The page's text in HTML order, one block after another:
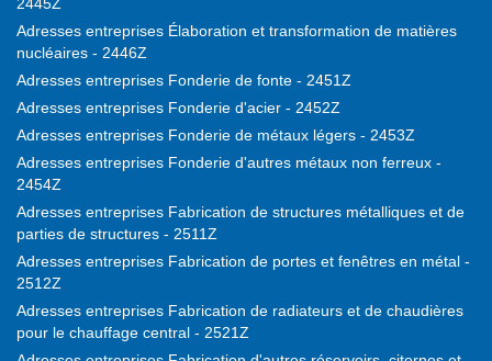
Adresses entreprises Élaboration et transformation de matières
nucléaires - 2446Z
Adresses entreprises Fonderie de fonte - 2451Z
Adresses entreprises Fonderie d'acier - 2452Z
Adresses entreprises Fonderie de métaux légers - 2453Z
Adresses entreprises Fonderie d'autres métaux non ferreux -
2454Z
Adresses entreprises Fabrication de structures métalliques et de
parties de structures - 2511Z
Adresses entreprises Fabrication de portes et fenêtres en métal -
2512Z
Adresses entreprises Fabrication de radiateurs et de chaudières
pour le chauffage central - 2521Z